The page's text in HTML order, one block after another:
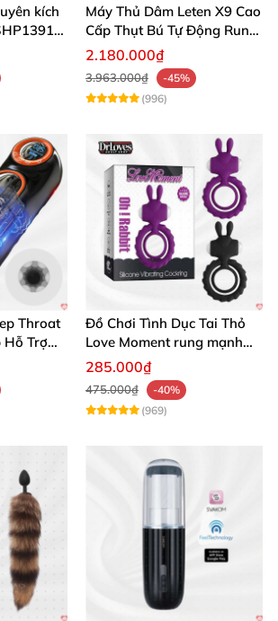
kích
Máy Thủ Dâm Leten X9 Cao
Cấp Thụt Bú Tự Động Rung
Rên
2.180.000₫
3.963.000₫
-45%
(996)
Throat
Hỗ Trợ
Đồ Chơi Tình Dục Tai Thỏ
Love Moment rung mạnh
mẽ êm ái
285.000₫
475.000₫
-40%
(969)